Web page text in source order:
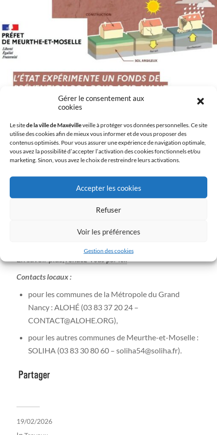
Gérer le consentement aux
cookies
Le sitede la ville de Maxévilleveille à protéger vos données personnelles. Ce site
utilise des cookies afin de mieux vous informer et de vous proposer des
contenus optimisés. Pour vous assurer une expérience de navigation optimale,
vous avez la possibilité d’accepter l’activation des cookies fonctionnels et/ou
marketing. Sinon, vous avez le choix de restreindre leurs activations.
Accepter les cookies
Refuser
Voir les préférences
Gestion des cookies
RGA – Retrait Gonflement
– Argile :
PROTÉGEZ VOTRE MAISON FACE AUX
MOUVEMENTS DE SOLS ARGILEUX
Bénéficiez d’un accompagnement pour financer des
En savoir plus,rendez-vous par ici.
Contacts locaux :
pour les communes de la Métropole du Grand
Nancy : ALOHÉ (03 83 37 20 24 –
CONTACT@ALOHE.ORG),
pour les autres communes de Meurthe-et-Moselle :
SOLIHA (03 83 30 80 60 – soliha54@soliha.fr).
19/02/2026